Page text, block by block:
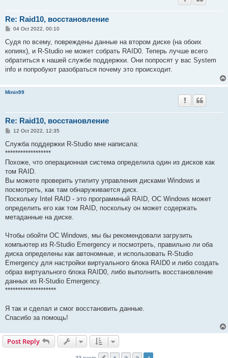
Re: Raid10, восстановление
P
s
t
04 Oct 2022, 00:10
Судя по всему, повреждены данные на втором диске (на обоих
копиях), и R-Studio не может собрать RAID0. Теперь лучше всего
обратиться к нашей службе поддержки. Они попросят у вас System
info и попробуют разобраться почему это происходит.
Minin99
Re: Raid10, восстановление
P
s
12 Oct 2022, 12:35
Служба поддержки R-Studio мне написала:
******************
Похоже, что операционная система определила один из дисков как
том RAID.
Вы можете проверить утилиту управления дисками Windows и
посмотреть, как там обнаруживается диск.
Поскольку Intel RAID - это программный RAID, ОС Windows может
определить его как том RAID, поскольку он может содержать
метаданные на диске.
Чтобы обойти ОС Windows, мы бы рекомендовали загрузить
компьютер из R-Studio Emergency и посмотреть, правильно ли оба
диска определены как автономные, и использовать R-Studio
Emergency для настройки виртуального блока RAID0 и либо создать
образ виртуального блока RAID0, либо выполнить восстановление
данных из R-Studio Emergency.
********************
Я так и сделал и смог восстановить данные.
Спасибо за помощь!
Post Reply